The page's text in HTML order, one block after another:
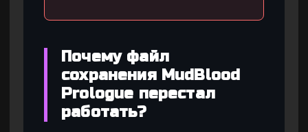
Почему файл
сохранения MudBlood
Prologue перестал
работать?